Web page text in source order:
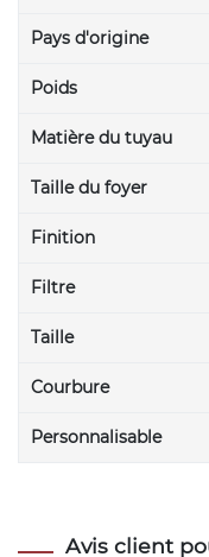
Pays d'origine
Poids
Matière du tuyau
Taille du foyer
Finition
Filtre
Taille
Courbure
Personnalisable
Avis client